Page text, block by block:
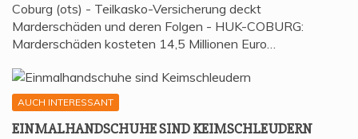
Coburg (ots) - Teilkasko-Versicherung deckt
Marderschäden und deren Folgen - HUK-COBURG:
Marderschäden kosteten 14,5 Millionen Euro…
AUCH INTERESSANT
EIN­MAL­HAND­SCHU­HE SIND KEIMSCHLEUDERN